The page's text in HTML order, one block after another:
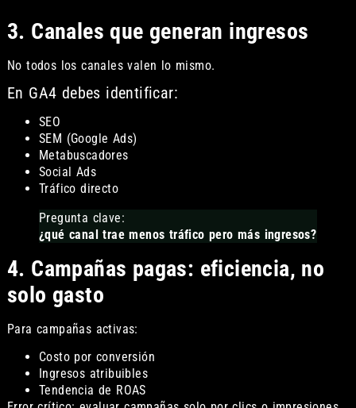
3. Canales que generan ingresos
No todos los canales valen lo mismo.
En GA4 debes identificar:
SEO
SEM (Google Ads)
Metabuscadores
Social Ads
Tráfico directo
Pregunta clave:
¿qué canal trae menos tráfico pero más ingresos?
4. Campañas pagas: eficiencia, no
solo gasto
Para campañas activas:
Costo por conversión
Ingresos atribuibles
Tendencia de ROAS